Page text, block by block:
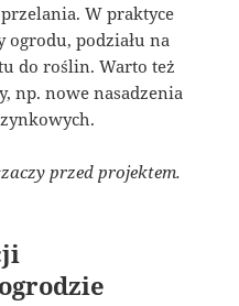
W praktyce
ogrodu, podziału na
do roślin. Warto też
np. nowe nasadzenia
przed projektem.